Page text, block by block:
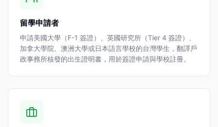
留學申請者
申請美國大學（F-1 簽證）、英國研究所（Tier 4 簽證）、
加拿大學院、澳洲大學或日本語言學校的台灣學生，翻譯戶
政事務所核發的出生證明書，用於簽證申請與學校註冊。